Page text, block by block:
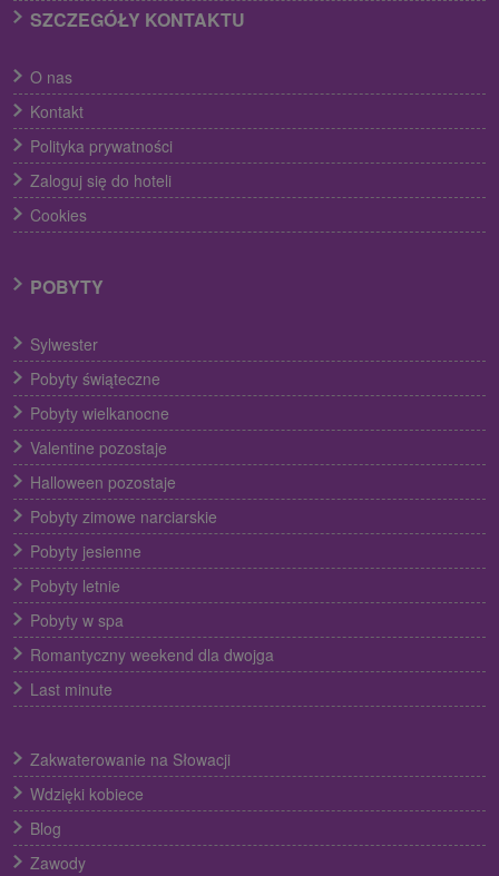
SZCZEGÓŁY KONTAKTU
O nas
Kontakt
Polityka prywatności
Zaloguj się do hoteli
Cookies
POBYTY
Sylwester
Pobyty świąteczne
Pobyty wielkanocne
Valentine pozostaje
Halloween pozostaje
Pobyty zimowe narciarskie
Pobyty jesienne
Pobyty letnie
Pobyty w spa
Romantyczny weekend dla dwojga
Last minute
Zakwaterowanie na Słowacji
Wdzięki kobiece
Blog
Zawody